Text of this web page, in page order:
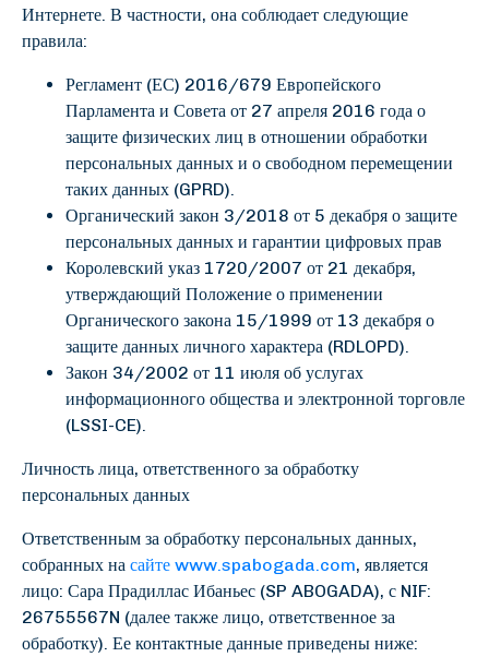
Интернете. В частности, она соблюдает следующие
правила:
Регламент (ЕС) 2016/679 Европейского
Парламента и Совета от 27 апреля 2016 года о
защите физических лиц в отношении обработки
персональных данных и о свободном перемещении
таких данных (GPRD).
Органический закон 3/2018 от 5 декабря о защите
персональных данных и гарантии цифровых прав
Королевский указ 1720/2007 от 21 декабря,
утверждающий Положение о применении
Органического закона 15/1999 от 13 декабря о
защите данных личного характера (RDLOPD).
Закон 34/2002 от 11 июля об услугах
информационного общества и электронной торговле
(LSSI-CE).
Личность лица, ответственного за обработку
персональных данных
Ответственным за обработку персональных данных,
собранных на сайте www.spabogada.com, является
лицо: Сара Прадиллас Ибаньес (SP ABOGADA), с NIF:
26755567N (далее также лицо, ответственное за
обработку). Ее контактные данные приведены ниже: